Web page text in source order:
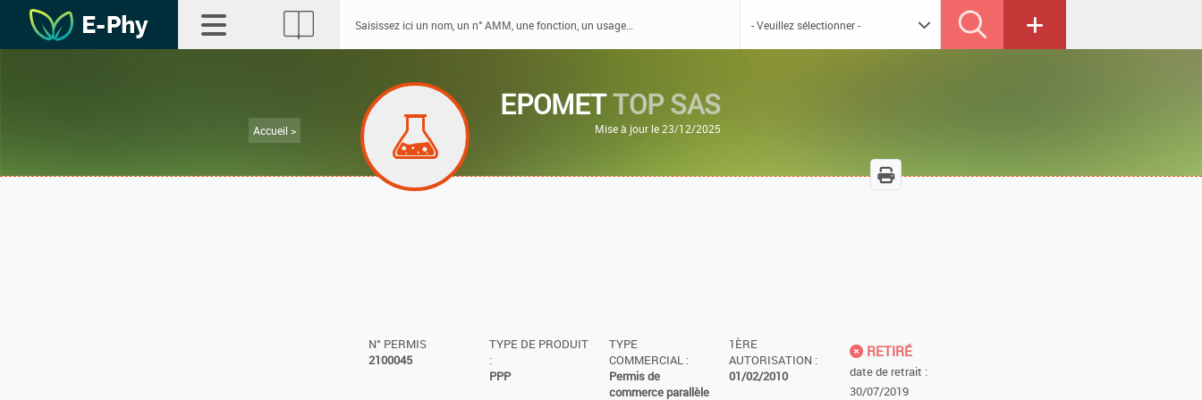
Accueil >
EPOMETTOP SAS
Mise à jour le 23/12/2025
N° PERMIS
2100045
TYPE DE PRODUIT
:
PPP
TYPE
COMMERCIAL :
Permis de
commerce parallèle
1ÈRE
AUTORISATION :
01/02/2010
RETIRÉ
date de retrait :
30/07/2019